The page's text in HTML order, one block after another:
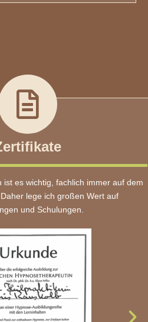
ist es wichtig, fachlich immer auf dem
lege ich großen Wert auf
und Schulungen.